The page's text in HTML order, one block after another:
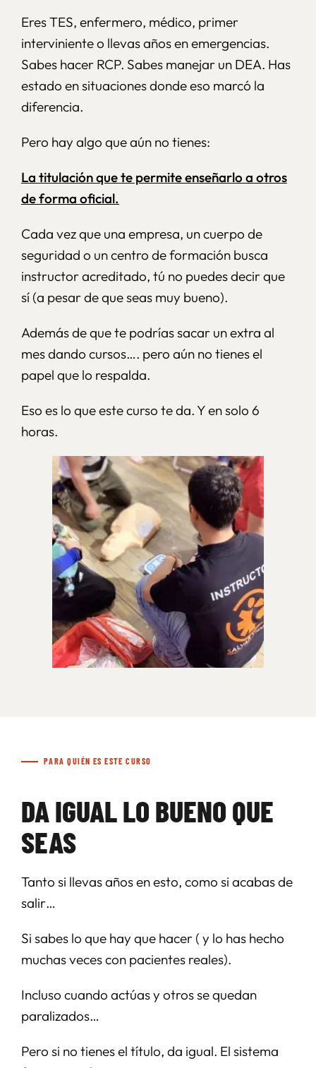
Eres TES, enfermero, médico, primer
interviniente o llevas años en emergencias.
Sabes hacer RCP. Sabes manejar un DEA. Has
estado en situaciones donde eso marcó la
diferencia.
Pero hay algo que aún no tienes:
La titulación que te permite enseñarlo a otros
de forma oficial.
Cada vez que una empresa, un cuerpo de
seguridad o un centro de formación busca
instructor acreditado, tú no puedes decir que
sí (a pesar de que seas muy bueno).
Además de que te podrías sacar un extra al
mes dando cursos…. pero aún no tienes el
papel que lo respalda.
Eso es lo que este curso te da. Y en solo 6
horas.
PARA QUIÉN ES ESTE CURSO
DA IGUAL LO BUENO QUE
SEAS
Tanto si llevas años en esto, como si acabas de
salir…
Si sabes lo que hay que hacer ( y lo has hecho
muchas veces con pacientes reales).
Incluso cuando actúas y otros se quedan
paralizados…
Pero si no tienes el título, da igual. El sistema